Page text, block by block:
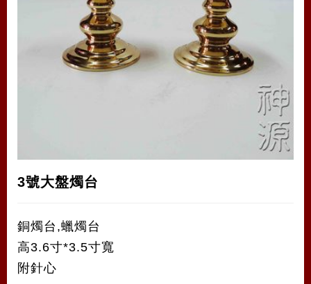
3號大盤燭台
銅燭台,蠟燭台
高3.6寸*3.5寸寬
附針心